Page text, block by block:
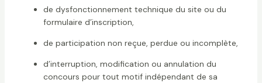
de dysfonctionnement technique du site ou du
formulaire d’inscription,
de participation non reçue, perdue ou incomplète,
d’interruption, modification ou annulation du
concours pour tout motif indépendant de sa